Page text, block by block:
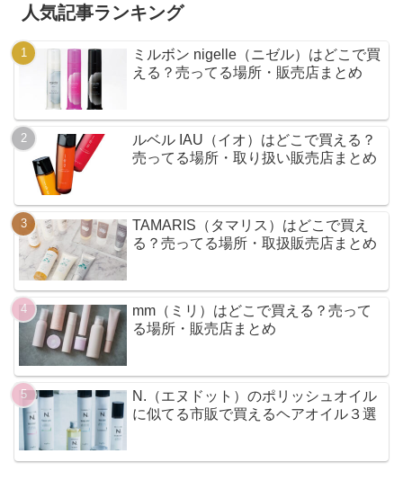
人気記事ランキング
ミルボン nigelle（ニゼル）はどこで買
える？売ってる場所・販売店まとめ
ルベル IAU（イオ）はどこで買える？
売ってる場所・取り扱い販売店まとめ
TAMARIS（タマリス）はどこで買え
る？売ってる場所・取扱販売店まとめ
mm（ミリ）はどこで買える？売って
る場所・販売店まとめ
N.（エヌドット）のポリッシュオイル
に似てる市販で買えるヘアオイル３選